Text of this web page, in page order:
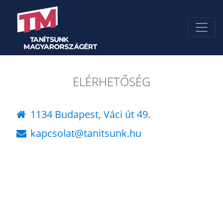
ELÉRHETŐSÉG
1134 Budapest, Váci út 49.
kapcsolat@tanitsunk.hu